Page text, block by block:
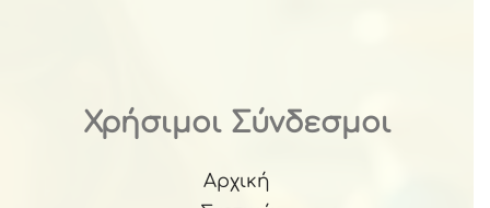
Χρήσιμοι Σύνδεσμοι
Αρχική